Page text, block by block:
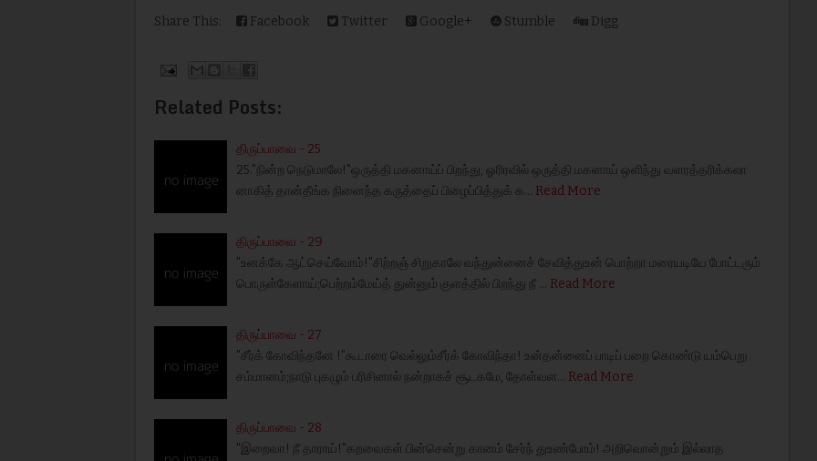
Share This:
Facebook Twitter Google+ Stumble Digg
Related Posts:
திருப்பாவை - 25
25."நின்ற நெடுமாலே!"ஒருத்தி மகனாய்ப் பிறந்து, ஓரிரவில் ஒருத்தி மகனாய் ஒளிந்து வளரத்தரிக்கலா
னாகித் தான்தீங்க நினைந்த கருத்தைப் பிழைப்பித்துக் க… Read More
திருப்பாவை - 29
"உனக்கே ஆட்செய்வோம்!"சிற்றஞ் சிறுகாலே வந்துன்னைச் சேவித்துஉன் பொற்றா மரையடியே போட்டரும்
பொருள்கேளாய்;பெற்றம்மேய்த் துன்னும் குளத்தில் பிறந்து நீ … Read More
திருப்பாவை - 27
"சீர்க் கோவிந்தனே !"கூடாரை வெல்லும்சீர்க் கோவிந்தா! உன்தன்னைப் பாடிப் பறை கொண்டு யம்பெறு
சம்மானம்;நாடு புகழும் பரிசினால் நன்றாகச் சூடகமே, தோள்வள… Read More
திருப்பாவை - 28
"இறைவா! நீ தாராய்!"கறவைகள் பின்சென்று கானம் சேர்ந் துஉண்போம்! அறிவொன்றும் இல்லாத